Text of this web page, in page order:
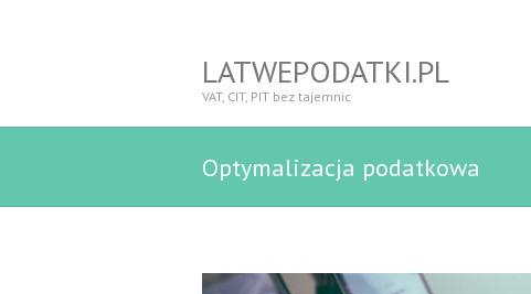
LATWEPODATKI.PL
VAT, CIT, PIT bez tajemnic
Optymalizacja podatkowa